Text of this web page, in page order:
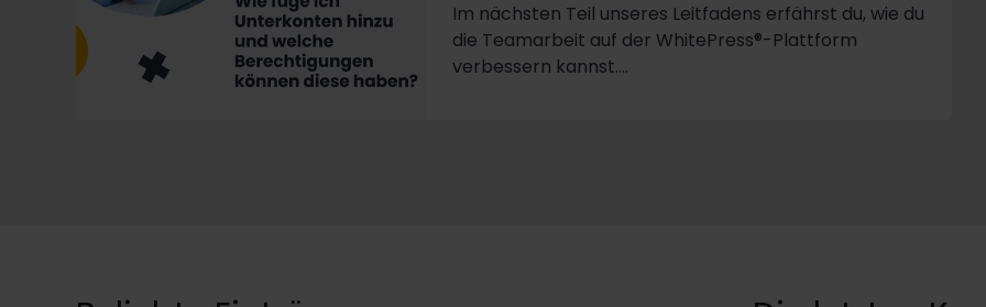
Im nächsten Teil unseres Leitfadens erfährst du, wie du
die Teamarbeit auf der WhitePress®-Plattform
verbessern kannst....